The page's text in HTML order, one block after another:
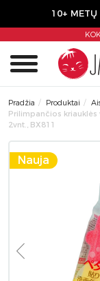
10+ METŲ
Pradžia Produktai
Prilimpančios kriauklės
2vnt., BX811
Nauja